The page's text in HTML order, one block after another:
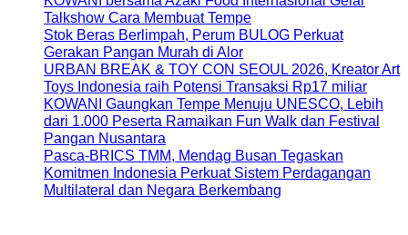
Talkshow Cara Membuat Tempe
Stok Beras Berlimpah, Perum BULOG Perkuat
Gerakan Pangan Murah di Alor
URBAN BREAK & TOY CON SEOUL 2026, Kreator Art
Toys Indonesia raih Potensi Transaksi Rp17 miliar
KOWANI Gaungkan Tempe Menuju UNESCO, Lebih
dari 1.000 Peserta Ramaikan Fun Walk dan Festival
Pangan Nusantara
Pasca-BRICS TMM, Mendag Busan Tegaskan
Komitmen Indonesia Perkuat Sistem Perdagangan
Multilateral dan Negara Berkembang